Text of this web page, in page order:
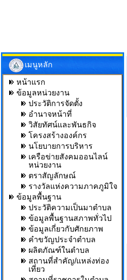
เมนูหลัก
หน้าแรก
ข้อมูลหน่วยงาน
ประวัติการจัดตั้ง
อำนาจหน้าที่
วิสัยทัศน์และพันธกิจ
โครงสร้างองค์กร
นโยบายการบริหาร
เครือข่ายสังคมออนไลน์
หน่วยงาน
ตราสัญลักษณ์
รางวัลแห่งความภาคภูมิใจ
ข้อมูลพื้นฐาน
ประวัติความเป็นมาตำบล
ข้อมูลพื้นฐานสภาพทั่วไป
ข้อมูลเกี่ยวกับศักยภาพ
คำขวัญประจำตำบล
ผลิตภัณฑ์ในตำบล
สถานที่สำคัญ/แหล่งท่อง
เที่ยว